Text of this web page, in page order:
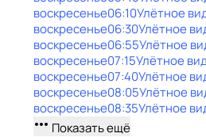
воскресенье06:10Улётное
воскресенье06:30Улётное
воскресенье06:55Улётное
воскресенье07:15Улётное
воскресенье07:40Улётное
воскресенье08:05Улётное
воскресенье08:35Улётное
Показать ещё